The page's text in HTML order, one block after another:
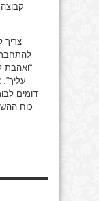
צריך
“ואהבת
עליך”.
דומים
כוח